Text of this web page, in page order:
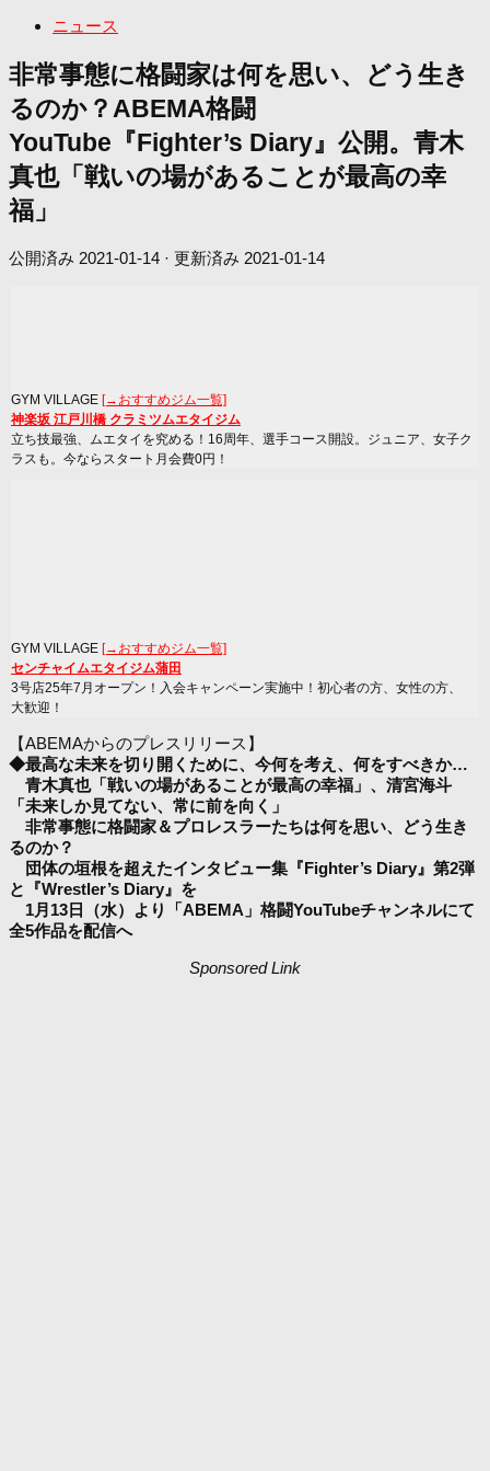
ニュース
非常事態に格闘家は何を思い、どう生き
るのか？ABEMA格闘
YouTube『Fighter’s Diary』公開。青木
真也「戦いの場があることが最高の幸
福」
公開済み 2021-01-14 · 更新済み 2021-01-14
GYM VILLAGE [→おすすめジム一覧]
神楽坂 江戸川橋 クラミツムエタイジム
立ち技最強、ムエタイを究める！16周年、選手コース開設。ジュニア、女子ク
ラスも。今ならスタート月会費0円！
GYM VILLAGE [→おすすめジム一覧]
センチャイムエタイジム蒲田
3号店25年7月オープン！入会キャンペーン実施中！初心者の方、女性の方、
大歓迎！
【ABEMAからのプレスリリース】
◆最高な未来を切り開くために、今何を考え、何をすべきか…
青木真也「戦いの場があることが最高の幸福」、清宮海斗
「未来しか見てない、常に前を向く」
非常事態に格闘家＆プロレスラーたちは何を思い、どう生き
るのか？
団体の垣根を超えたインタビュー集『Fighter’s Diary』第2弾
と『Wrestler’s Diary』を
1月13日（水）より「ABEMA」格闘YouTubeチャンネルにて
全5作品を配信へ
Sponsored Link